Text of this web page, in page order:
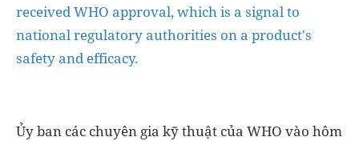
received WHO approval, which is a signal to
national regulatory authorities on a product's
safety and efficacy.
Ủy ban các chuyên gia kỹ thuật của WHO vào hôm